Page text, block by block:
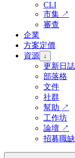
CLI
市集 ↗
審查
企業
方案定價
資源 ↓
更新日誌
部落格
文件
社群
幫助 ↗
工作坊
論壇 ↗
招募職缺